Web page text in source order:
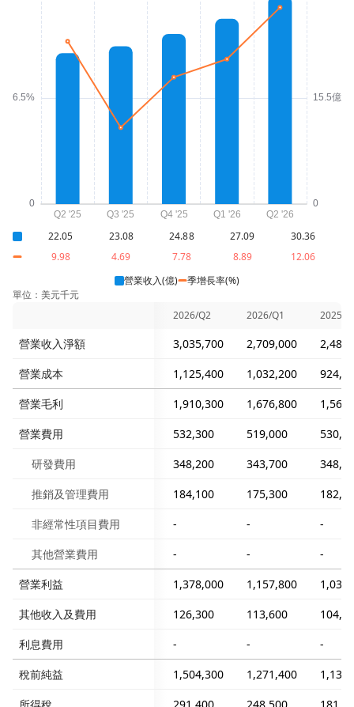
22.05 23.08 24.88 27.09
30.36
9.98
4.69 7.78 8.89
12.06
營業收入(億)
季增長率(%)
單位：美元千元
2026/Q2
2026/Q1 2025/
營業收入淨額 3,035,700 2,709,000
營業成本
1,125,400 1,032,200
營業毛利
1,910,300 1,676,800
營業費用
532,300 519,000
研發費用
348,200 343,700
推銷及管理費用
184,100 175,300
非經常性項目費用
- -
-
其他營業費用
- -
-
營業利益
1,378,000 1,157,800
其他收入及費用
126,300 113,600
利息費用
- -
-
稅前純益
1,504,300 1,271,400
所得稅
291,400 248,500